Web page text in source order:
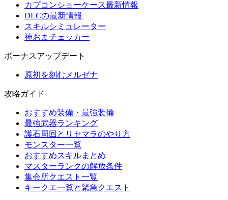
カプコンショーケース最新情報
DLCの最新情報
スキルシミュレーター
神おまチェッカー
ボーナスアップデート
原初を刻むメルゼナ
攻略ガイド
おすすめ装備・最強装備
最強武器ランキング
護石周回とリセマラのやり方
モンスター一覧
おすすめスキルまとめ
マスターランクの解放条件
集会所クエスト一覧
キークエ一覧と緊急クエスト